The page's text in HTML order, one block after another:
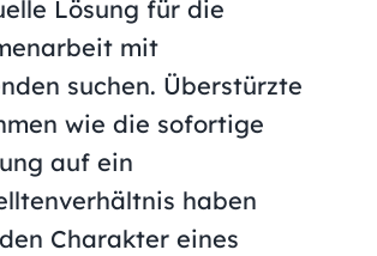
Lösung für die
mit
suchen. Überstürzte
wie die sofortige
auf ein
haben
Charakter eines